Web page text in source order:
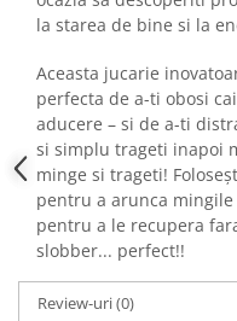
la starea de bine si la
Aceasta jucarie
perfecta de a-ti obosi
aducere – si de a-ti
si simplu trageti inapoi
minge si trageti!
pentru a arunca
pentru a le recupera
slobber... perfect!!
Review-uri(0)